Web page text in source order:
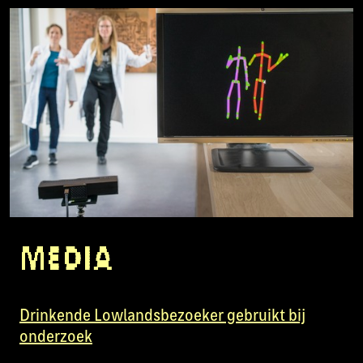
Media
Drinkende Lowlandsbezoeker gebruikt bij
onderzoek